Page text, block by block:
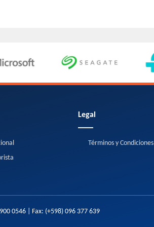
Legal
Términos y Condiciones
0546| Fax: (+598) 096 377 639